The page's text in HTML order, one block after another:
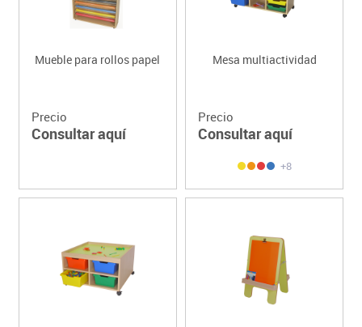
Mueble para rollos papel
Precio
Consultar aquí
Mesa multiactividad
Precio
Consultar aquí
+8